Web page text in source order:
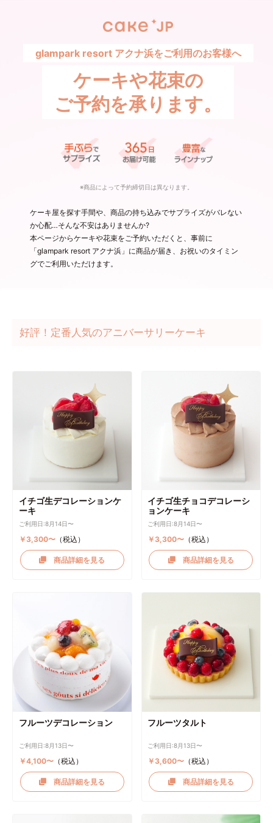
glampark resort アクナ浜をご利用のお客様へ
ケーキや花束の
ご予約を承ります。
※商品によって予約締切日は異なります。
ケーキ屋を探す手間や、商品の持ち込みでサプライズがバレない
か心配…そんな不安はありませんか?
本ページからケーキや花束をご予約いただくと、事前に
「glampark resort アクナ浜」に商品が届き、お祝いのタイミン
グでご利用いただけます。
好評！定番人気のアニバーサリーケーキ
イチゴ生デコレーションケ
ーキ
ご利用日:8月14日〜
￥3,300〜（税込）
商品詳細を見る
イチゴ生チョコデコレーシ
ョンケーキ
ご利用日:8月14日〜
￥3,300〜 （税込）
商品詳細を見る
フルーツデコレーション
ご利用日:8月13日〜
￥4,100〜（税込）
商品詳細を見る
フルーツタルト
ご利用日:8月13日〜
￥3,600〜 （税込）
商品詳細を見る